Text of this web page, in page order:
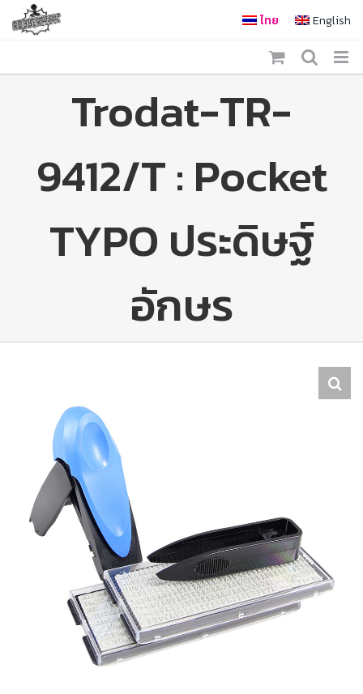
ไทย English
Trodat-TR-
9412/T : Pocket
TYPO ประดิษฐ์
อักษร